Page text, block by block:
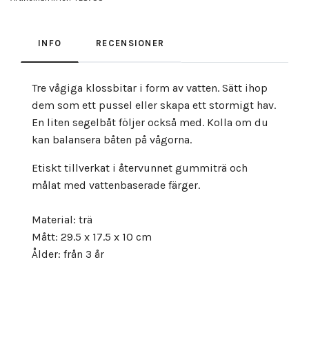
INFO RECENSIONER
Tre vågiga klossbitar i form av vatten. Sätt ihop
dem som ett pussel eller skapa ett stormigt hav.
En liten segelbåt följer också med. Kolla om du
kan balansera båten på vågorna.
Etiskt tillverkat i återvunnet gummiträ och
målat med vattenbaserade färger.
Material: trä
Mått: 29.5 x 17.5 x 10 cm
Ålder: från 3 år